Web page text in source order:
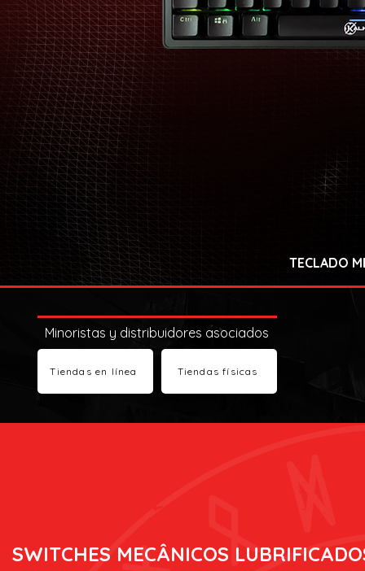
TECLADO
Minoristas y distribuidores asociados
Tiendas en línea Tiendas físicas
SWITCHES MECÂNICOS